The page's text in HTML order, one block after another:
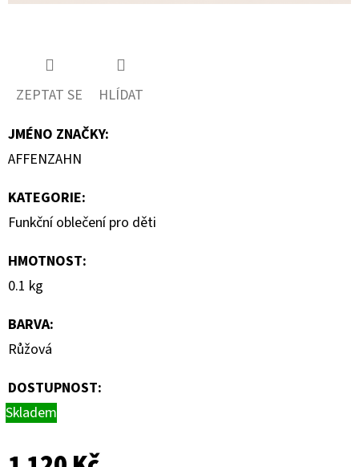
ZEPTAT SE
HLÍDAT
JMÉNO ZNAČKY:
AFFENZAHN
KATEGORIE:
Funkční oblečení pro děti
HMOTNOST:
0.1 kg
BARVA:
Růžová
DOSTUPNOST:
Skladem